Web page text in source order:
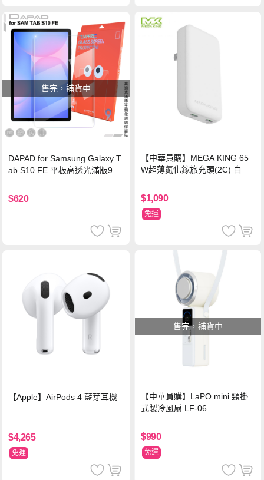
售完，補貨中
DAPAD for Samsung Galaxy T
ab S10 FE 平板高透光滿版9H
$620
【中華員購】MEGA KING 65
W超薄氮化鎵旅充頭(2C) 白
$1,090
免運
【Apple】AirPods 4 藍芽耳機
$4,265
免運
售完，補貨中
【中華員購】LaPO mini 頸掛
式製冷風扇 LF-06
$990
免運